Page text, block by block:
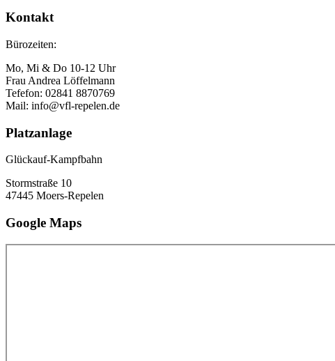
Kontakt
Bürozeiten:
Mo, Mi & Do 10-12 Uhr
Frau Andrea Löffelmann
Tefefon: 02841 8870769
Mail: info@vfl-repelen.de
Platzanlage
Glückauf-Kampfbahn
Stormstraße 10
47445 Moers-Repelen
Google Maps